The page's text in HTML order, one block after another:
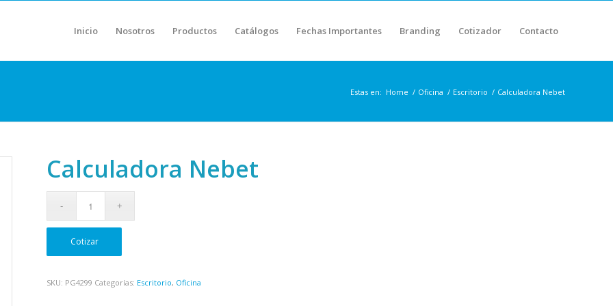
Inicio Nosotros Productos Catálogos Fechas Importantes Branding Cotizador Contacto
Estas en: Home / Oficina / Escritorio / Calculadora Nebet
Calculadora Nebet
Cotizar
SKU: PG4299 Categorías: Escritorio, Oficina